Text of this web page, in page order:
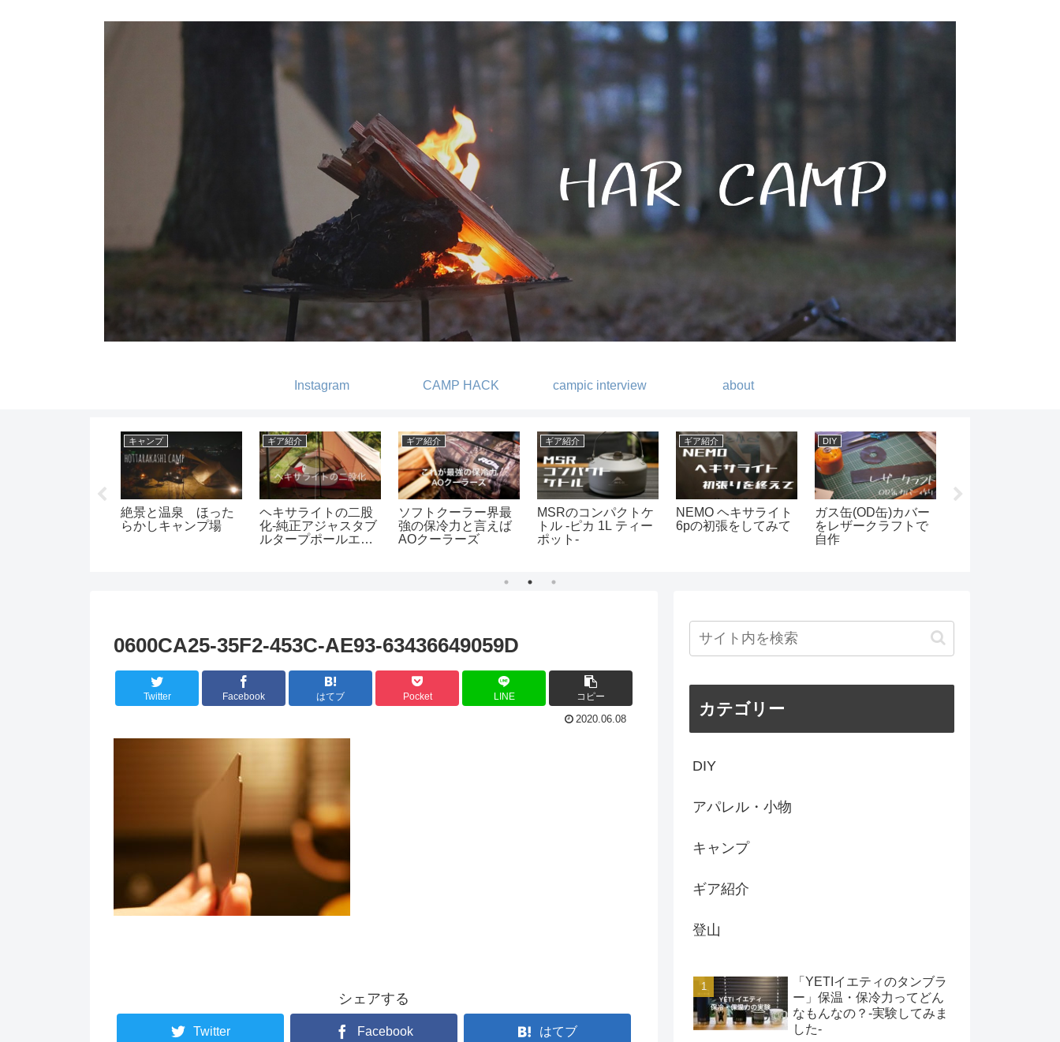
Instagram CAMP HACK campic interview about
NEMO ヘキサライト
6pの初張をしてみて
DIY
ガス缶(OD缶)カバー
をレザークラフトで
ギア紹介
我が家のコーヒーい
ろいろ
ギア紹介
メスティンをシーズ
ニングする
キャンプ
夜景と富士山を楽し
める -スリーストーン
キャンプ場-
ギア紹介
男前すぎる焚火台-ペ
トロマックスファイ
登山
街も海も富士山も楽
しめる塔ノ岳-初めて
0600CA25-35F2-453C-AE93-63436649059D
Twitter Facebook はてブ Pocket LINE コピー
2020.06.08
シェアする
Twitter Facebook はてブ
カテゴリー
DIY
アパレル・小物
キャンプ
ギア紹介
登山
「YETIイエティのタンブラ
ー」保温・保冷力ってどん
なもんなの？-実験してみま
した-